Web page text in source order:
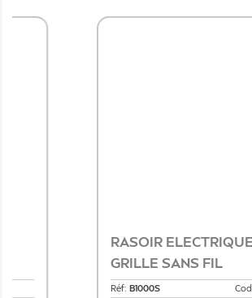
RASOIR ELECTRIQUE
GRILLE SANS FIL
1530568